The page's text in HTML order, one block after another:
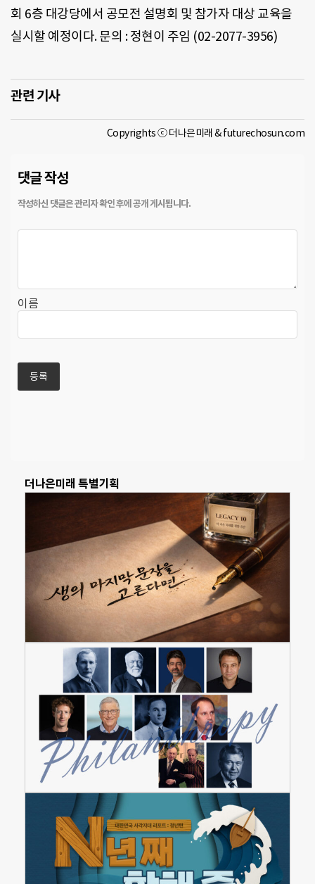
회 6층 대강당에서 공모전 설명회 및 참가자 대상 교육을
실시할 예정이다. 문의 : 정현이 주임 (02-2077-3956)
관련 기사
Copyrights ⓒ 더나은미래 & futurechosun.com
댓글 작성
이름
더나은미래 특별기획